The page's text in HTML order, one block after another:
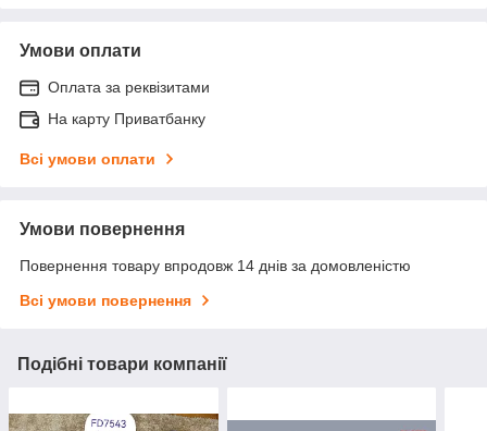
Умови оплати
Оплата за реквізитами
На карту Приватбанку
Всі умови оплати
Умови повернення
Повернення товару впродовж 14 днів за домовленістю
Всі умови повернення
Подібні товари компанії